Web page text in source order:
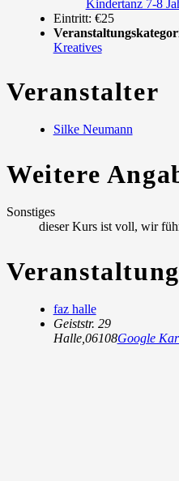
Kindertanz 7-8
Eintritt: €25
Kreatives
Veranstalter
Silke Neumann
Weitere
Sonstiges
dieser Kurs ist voll, wir
faz halle
Geiststr. 29
Halle, 06108Google